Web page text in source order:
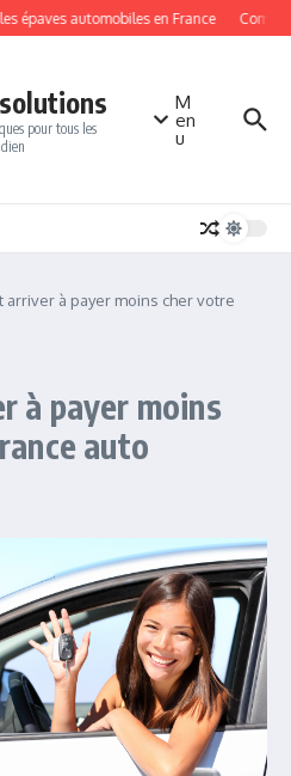
épaves automobiles en France
pour tous les
M
en
u
arriver à payer moins cher votre
à payer moins
auto